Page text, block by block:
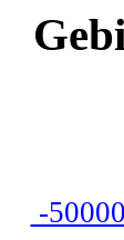
-50000